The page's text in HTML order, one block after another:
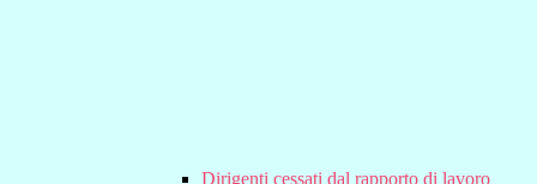
Dirigenti cessati dal rapporto di lavoro